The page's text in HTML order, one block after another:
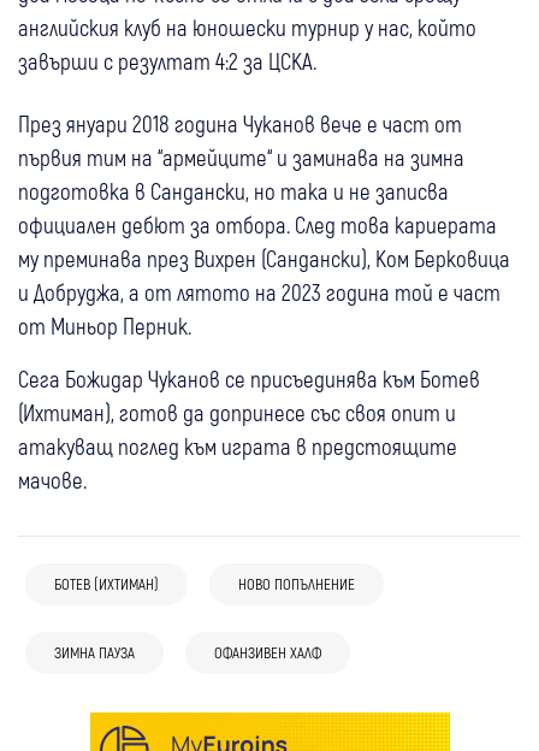
английския клуб на юношески турнир у нас, който
завърши с резултат 4:2 за ЦСКА.
През януари 2018 година Чуканов вече е част от
първия тим на “армейците“ и заминава на зимна
подготовка в Сандански, но така и не записва
официален дебют за отбора. След това кариерата
му преминава през Вихрен (Сандански), Ком Берковица
и Добруджа, а от лятото на 2023 година той е част
от Миньор Перник.
Сега Божидар Чуканов се присъединява към Ботев
(Ихтиман), готов да допринесе със своя опит и
атакуващ поглед към играта в предстоящите
мачове.
БОТЕВ (ИХТИМАН) НОВО ПОПЪЛНЕНИЕ
ЗИМНА ПАУЗА ОФАНЗИВЕН ХАЛФ